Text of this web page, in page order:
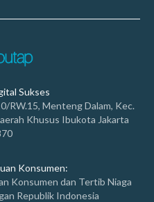
Sukses
RW.15, Menteng Dalam, Kec.
Khusus Ibukota Jakarta
Konsumen:
Konsumen dan Tertib Niaga
Republik Indonesia